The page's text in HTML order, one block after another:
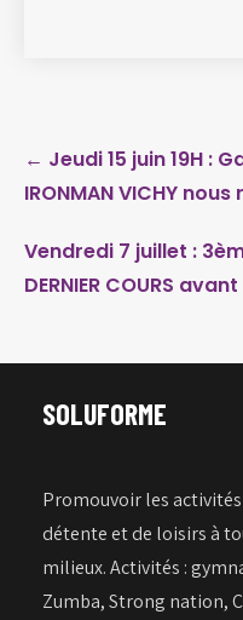
Post
navigation
← Jeudi 15 juin 19H :
IRONMAN VICHY
Vendredi 7 juillet :
DERNIER COURS
SOLUFORME
Promouvoir les
détente et de loisirs à
milieux. Activités :
Zumba, Strong nation,